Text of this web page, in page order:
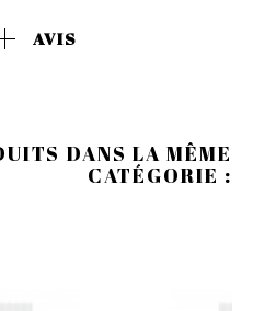
AVIS
DANS LA MÊME
CATÉGORIE :